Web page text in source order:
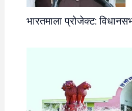
भारतमाला प्रोजेक्ट: